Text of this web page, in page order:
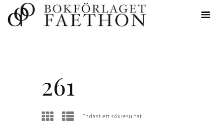
261
Endast ett sökresultat